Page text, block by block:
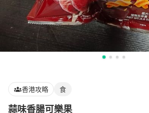
香港攻略 食
蒜味香腸可樂果